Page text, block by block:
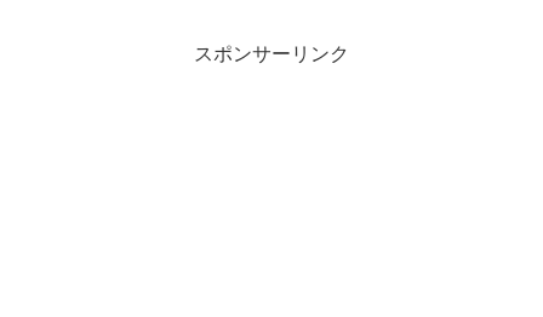
スポンサーリンク